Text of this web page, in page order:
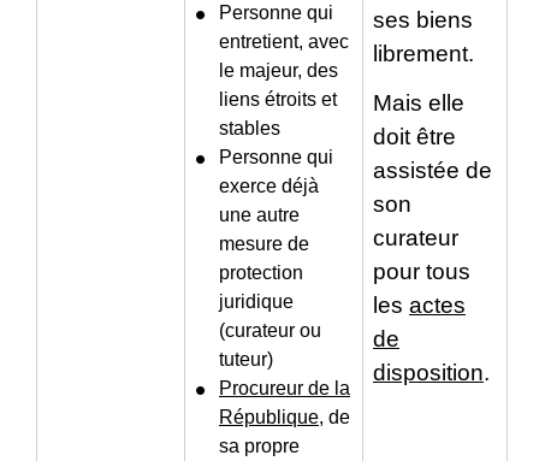
Personne qui
entretient, avec
le majeur, des
liens étroits et
stables
Personne qui
exerce déjà
une autre
mesure de
protection
juridique
(curateur ou
tuteur)
Procureur de la
République, de
sa propre
ses biens
librement.
Mais elle
doit être
assistée de
son
curateur
pour tous
les actes
de
disposition.